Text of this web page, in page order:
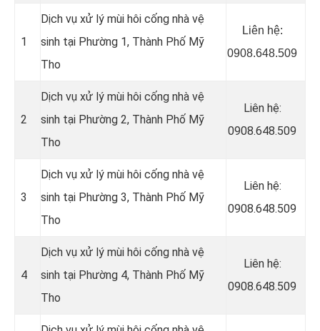
1
Dịch vụ xử lý mùi hôi cống nhà vệ
sinh tại Phường 1, Thành Phố Mỹ
Tho
Liên hệ:
0908.648.509
2
Dịch vụ xử lý mùi hôi cống nhà vệ
sinh tại Phường 2, Thành Phố Mỹ
Tho
Liên hệ:
0908.648.509
3
Dịch vụ xử lý mùi hôi cống nhà vệ
sinh tại Phường 3, Thành Phố Mỹ
Tho
Liên hệ:
0908.648.509
4
Dịch vụ xử lý mùi hôi cống nhà vệ
sinh tại Phường 4, Thành Phố Mỹ
Tho
Liên hệ:
0908.648.509